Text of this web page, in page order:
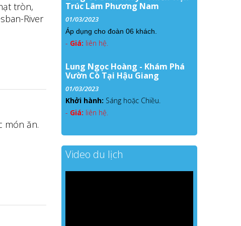
tròn,
River
món ăn.
Trúc Lâm Phương Nam
01/03/2023
Áp dụng cho đoàn 06 khách.
- Giá: liên hệ.
Lung Ngọc Hoàng - Khám Phá
Vườn Cò Tại Hậu Giang
01/03/2023
Khởi hành: Sáng hoặc Chiều.
- Giá: liên hệ.
Video du lịch